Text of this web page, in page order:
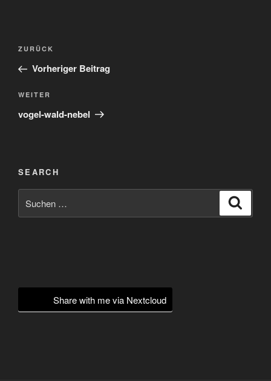
Beitragsnavigation
Vorheriger
Beitrag
ZURÜCK
Vorheriger Beitrag
Nächster
Beitrag
WEITER
vogel-wald-nebel
SEARCH
nach:
Share with me via Nextcloud